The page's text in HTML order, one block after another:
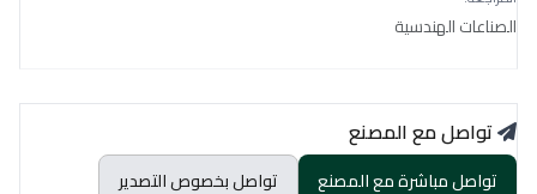
الصناعات الهندسية
تواصل مع المصنع
تواصل مباشرة مع المصنع
تواصل بخصوص التصدير